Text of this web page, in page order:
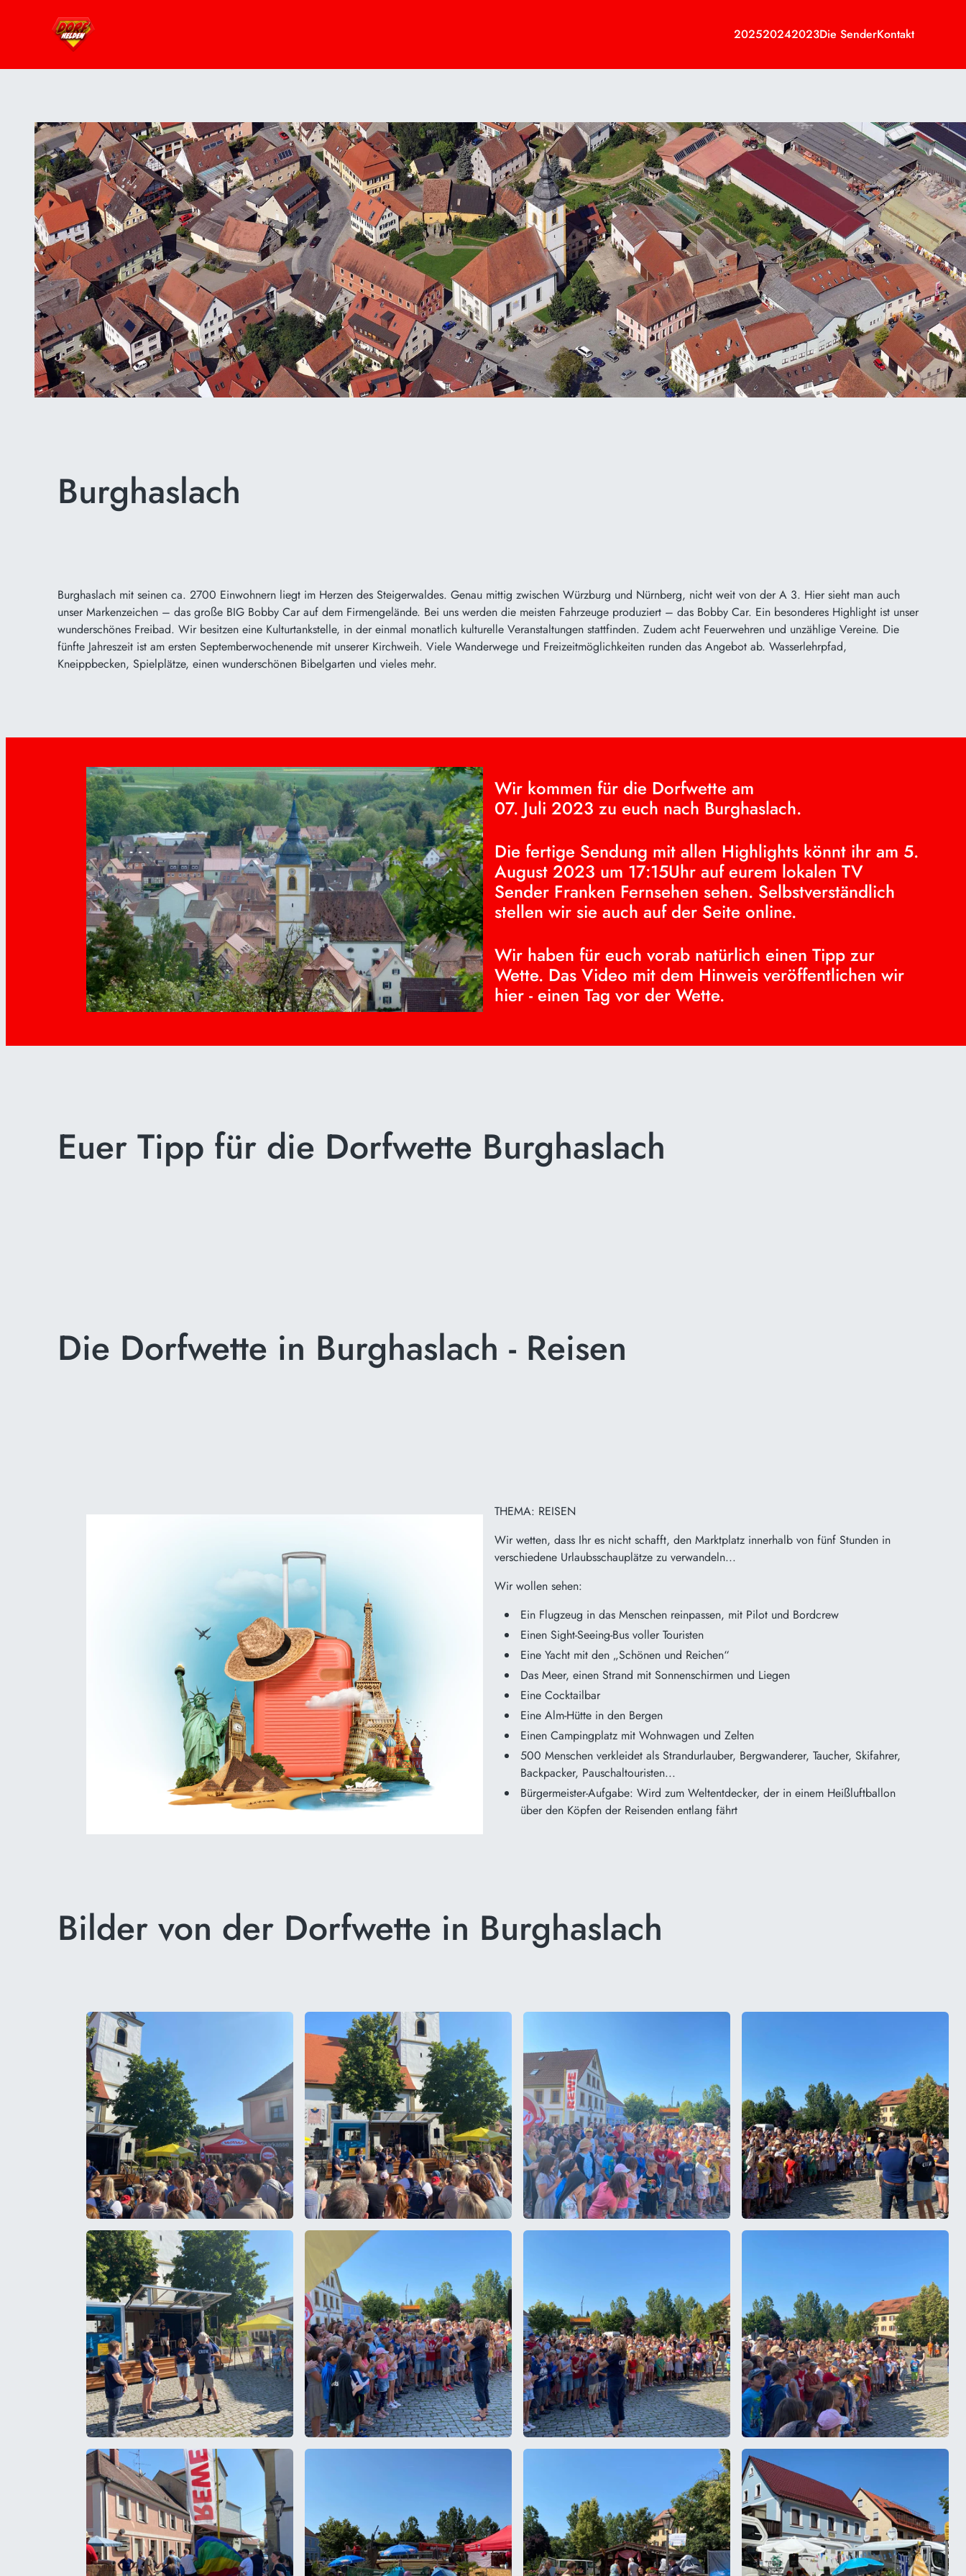
202520242023Die SenderKontakt
Burghaslach
Burghaslach mit seinen ca. 2700 Einwohnern liegt im Herzen des Steigerwaldes. Genau mittig zwischen Würzburg und Nürnberg, nicht weit von der A 3. Hier sieht man auch
unser Markenzeichen – das große BIG Bobby Car auf dem Firmengelände. Bei uns werden die meisten Fahrzeuge produziert – das Bobby Car. Ein besonderes Highlight ist unser
wunderschönes Freibad. Wir besitzen eine Kulturtankstelle, in der einmal monatlich kulturelle Veranstaltungen stattfinden. Zudem acht Feuerwehren und unzählige Vereine. Die
fünfte Jahreszeit ist am ersten Septemberwochenende mit unserer Kirchweih. Viele Wanderwege und Freizeitmöglichkeiten runden das Angebot ab. Wasserlehrpfad,
Kneippbecken, Spielplätze, einen wunderschönen Bibelgarten und vieles mehr.
Wir kommen für die Dorfwette am
07. Juli 2023 zu euch nach Burghaslach.
Die fertige Sendung mit allen Highlights könnt ihr am 5.
August 2023 um 17:15Uhr auf eurem lokalen TV
Sender Franken Fernsehen sehen. Selbstverständlich
stellen wir sie auch auf der Seite online.
Wir haben für euch vorab natürlich einen Tipp zur
Wette. Das Video mit dem Hinweis veröffentlichen wir
hier - einen Tag vor der Wette.
Euer Tipp für die Dorfwette Burghaslach
Die Dorfwette in Burghaslach - Reisen
THEMA: REISEN
Wir wetten, dass Ihr es nicht schafft, den Marktplatz innerhalb von fünf Stunden in
verschiedene Urlaubsschauplätze zu verwandeln...
Wir wollen sehen:
Ein Flugzeug in das Menschen reinpassen, mit Pilot und Bordcrew
Einen Sight-Seeing-Bus voller Touristen
Eine Yacht mit den „Schönen und Reichen“
Das Meer, einen Strand mit Sonnenschirmen und Liegen
Eine Cocktailbar
Eine Alm-Hütte in den Bergen
Einen Campingplatz mit Wohnwagen und Zelten
500 Menschen verkleidet als Strandurlauber, Bergwanderer, Taucher, Skifahrer,
Backpacker, Pauschaltouristen...
Bürgermeister-Aufgabe: Wird zum Weltentdecker, der in einem Heißluftballon
über den Köpfen der Reisenden entlang fährt
Bilder von der Dorfwette in Burghaslach